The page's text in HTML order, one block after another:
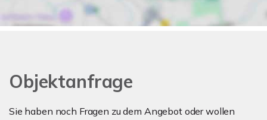
Objektanfrage
Sie haben noch Fragen zu dem Angebot oder wollen